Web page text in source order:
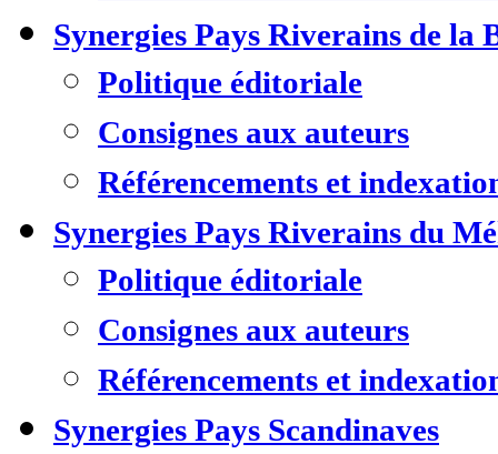
Synergies Pays Riverains de la
Politique éditoriale
Consignes aux auteurs
Référencements et
Synergies Pays Riverains du
Politique éditoriale
Consignes aux auteurs
Référencements et
Synergies Pays Scandinaves